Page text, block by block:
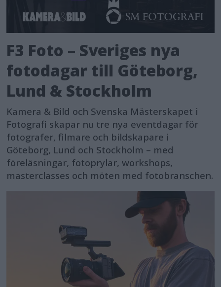
F3 Foto – Sveriges nya
fotodagar till Göteborg,
Lund & Stockholm
Kamera & Bild och Svenska Mästerskapet i
Fotografi skapar nu tre nya eventdagar för
fotografer, filmare och bildskapare i
Göteborg, Lund och Stockholm – med
föreläsningar, fotoprylar, workshops,
masterclasses och möten med fotobranschen.